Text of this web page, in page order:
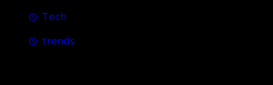
Tech
trends